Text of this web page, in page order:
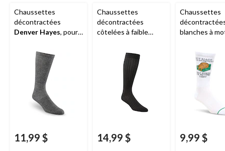
Chaussettes
décontractées
Denver Hayes, pour
2 paires
11,99 $
Chaussettes
décontractées
côtelées à faible
technologie
Bioceramic pour
hommes,
Wel-max
14,99 $
Chaussettes
blanches à
hommes,
Hayes
9,99 $